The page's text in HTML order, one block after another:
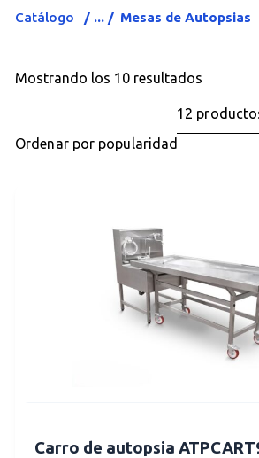
Catálogo Mesas de Autopsias
Mostrando los 10 resultados
Carro de autopsia